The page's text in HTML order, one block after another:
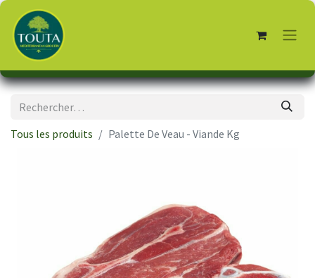
Tous les produits Palette De Veau - Viande Kg